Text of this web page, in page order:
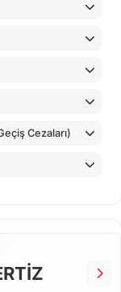
Cezaları)